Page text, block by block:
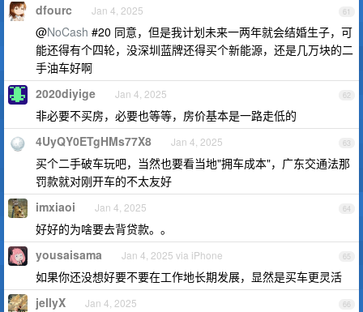
61
dfourc Jan 4, 2025
@NoCash #20 同意，但是我计划未来一两年就会结婚生子，可
能还得有个四轮，没深圳蓝牌还得买个新能源，还是几万块的二
手油车好啊
62
2020diyige Jan 4, 2025
非必要不买房，必要也等等，房价基本是一路走低的
63
4UyQY0ETgHMs77X8 Jan 4, 2025
买个二手破车玩吧，当然也要看当地"拥车成本"，广东交通法那
罚款就对刚开车的不太友好
64
imxiaoi Jan 4, 2025
好好的为啥要去背贷款。。
65
yousaisama Jan 4, 2025 via iPhone
如果你还没想好要不要在工作地长期发展，显然是买车更灵活
66
jellyX Jan 4, 2025